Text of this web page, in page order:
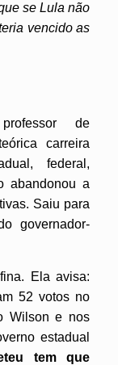
se Lula não
vencido as
de
carreira
federal,
abandonou a
Saiu para
governador-
Ela avisa:
52 votos no
Wilson e nos
estadual
tem que